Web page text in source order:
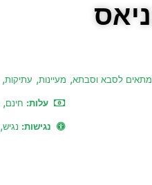
מתאים לסבא וסבתא, מעיינות, עתיקות,
עלות: חינם,
נגישות: נגיש,